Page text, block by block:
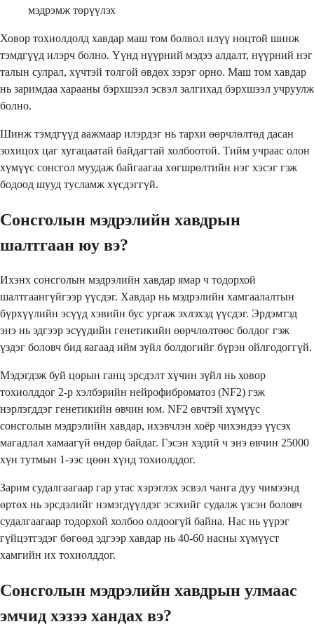
мэдрэмж төрүүлэх
Ховор тохиолдолд хавдар маш том болвол илүү ноцтой шинж
тэмдгүүд илэрч болно. Үүнд нүүрний мэдээ алдалт, нүүрний нэг
талын сулрал, хүчтэй толгой өвдөх зэрэг орно. Маш том хавдар
нь заримдаа харааны бэрхшээл эсвэл залгихад бэрхшээл учруулж
болно.
Шинж тэмдгүүд аажмаар илэрдэг нь тархи өөрчлөлтөд дасан
зохицох цаг хугацаатай байдагтай холбоотой. Тийм учраас олон
хүмүүс сонсгол муудаж байгаагаа хөгшрөлтийн нэг хэсэг гэж
бодоод шууд тусламж хүсдэггүй.
Сонсголын мэдрэлийн хавдрын
шалтгаан юу вэ?
Ихэнх сонсголын мэдрэлийн хавдар ямар ч тодорхой
шалтгаангүйгээр үүсдэг. Хавдар нь мэдрэлийн хамгаалалтын
бүрхүүлийн эсүүд хэвийн бус ургаж эхлэхэд үүсдэг. Эрдэмтэд
энэ нь эдгээр эсүүдийн генетикийн өөрчлөлтөөс болдог гэж
үздэг боловч бид яагаад ийм зүйл болдогийг бүрэн ойлгодоггүй.
Мэдэгдэж буй цорын ганц эрсдэлт хүчин зүйл нь ховор
тохиолддог 2-р хэлбэрийн нейрофиброматоз (NF2) гэж
нэрлэгддэг генетикийн өвчин юм. NF2 өвчтэй хүмүүс
сонсголын мэдрэлийн хавдар, ихэвчлэн хоёр чихэндээ үүсэх
магадлал хамаагүй өндөр байдаг. Гэсэн хэдий ч энэ өвчин 25000
хүн тутмын 1-ээс цөөн хүнд тохиолддог.
Зарим судалгаагаар гар утас хэрэглэх эсвэл чанга дуу чимээнд
өртөх нь эрсдэлийг нэмэгдүүлдэг эсэхийг судалж үзсэн боловч
судалгаагаар тодорхой холбоо олдоогүй байна. Нас нь үүрэг
гүйцэтгэдэг бөгөөд эдгээр хавдар нь 40-60 насны хүмүүст
хамгийн их тохиолддог.
Сонсголын мэдрэлийн хавдрын улмаас
эмчид хэзээ хандах вэ?